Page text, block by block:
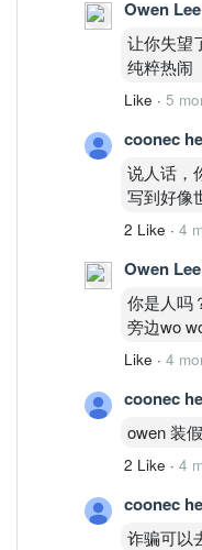
3M 已进入
月线
二次攻击
Stoch 刚回
关键：
月线趋势未
周线（当前
MACD 多头
Fisher 接近
量能健康
结构判断：
周线强趋势
二、执行层
横盘后再冲
Stoch 60 区
MACD 金叉
属于：
高位震荡推
Owen Lee
让你失望
纯粹热闹
Like · 5
coonec
说人话，
写到好像
2 Like · 4
Owen Lee
你是人吗
旁边wo
Like · 4
coonec
owen 装
2 Like · 4
coonec
诈骗可以